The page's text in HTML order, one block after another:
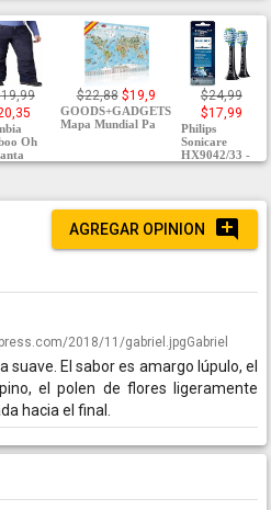
Oh
$22,88 $19,9
GOODS+GADGETS
Mapa Mundial Pa
$24,99
$17,99
Philips
Sonicare
HX9042/33 -
AGREGAR OPINION
Gabriel
suave. El sabor es amargo lúpulo, el
el polen de flores ligeramente
hacia el final.